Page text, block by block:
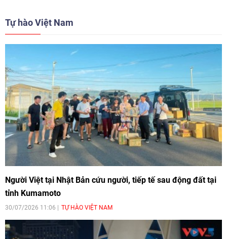
Tự hào Việt Nam
Người Việt tại Nhật Bản cứu người, tiếp tế sau động đất tại
tỉnh Kumamoto
30/07/2026 11:06 TỰ HÀO VIỆT NAM